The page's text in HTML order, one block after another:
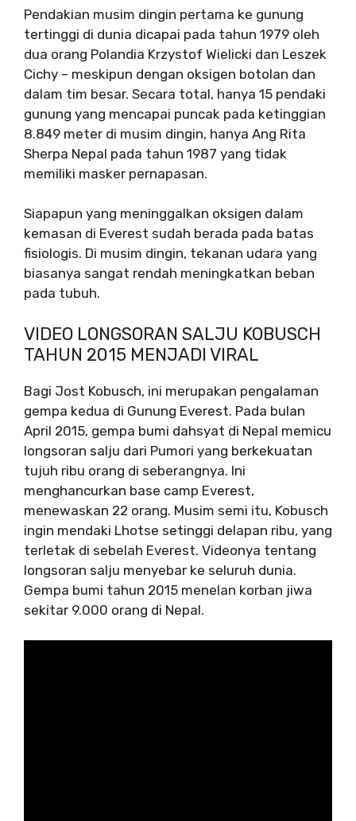
Pendakian musim dingin pertama ke gunung
tertinggi di dunia dicapai pada tahun 1979 oleh
dua orang Polandia Krzystof Wielicki dan Leszek
Cichy – meskipun dengan oksigen botolan dan
dalam tim besar. Secara total, hanya 15 pendaki
gunung yang mencapai puncak pada ketinggian
8.849 meter di musim dingin, hanya Ang Rita
Sherpa Nepal pada tahun 1987 yang tidak
memiliki masker pernapasan.
Siapapun yang meninggalkan oksigen dalam
kemasan di Everest sudah berada pada batas
fisiologis. Di musim dingin, tekanan udara yang
biasanya sangat rendah meningkatkan beban
pada tubuh.
VIDEO LONGSORAN SALJU KOBUSCH
TAHUN 2015 MENJADI VIRAL
Bagi Jost Kobusch, ini merupakan pengalaman
gempa kedua di Gunung Everest. Pada bulan
April 2015, gempa bumi dahsyat di Nepal memicu
longsoran salju dari Pumori yang berkekuatan
tujuh ribu orang di seberangnya. Ini
menghancurkan base camp Everest,
menewaskan 22 orang. Musim semi itu, Kobusch
ingin mendaki Lhotse setinggi delapan ribu, yang
terletak di sebelah Everest. Videonya tentang
longsoran salju menyebar ke seluruh dunia.
Gempa bumi tahun 2015 menelan korban jiwa
sekitar 9.000 orang di Nepal.